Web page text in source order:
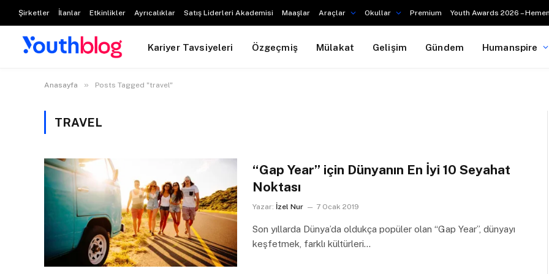
Şirketler İlanlar Etkinlikler Ayrıcalıklar Satış Liderleri Akademisi Maaşlar Araçlar Okullar Premium Youth Awards 2026 –
Kariyer Tavsiyeleri Özgeçmiş Mülakat Gelişim Gündem Humanspire
Anasayfa » Posts Tagged "travel"
TRAVEL
“Gap Year” için Dünyanın En İyi 10 Seyahat
Noktası
Yazar: İzel Nur 7 Ocak 2019
Son yıllarda Dünya’da oldukça popüler olan “Gap Year”, dünyayı
keşfetmek, farklı kültürleri…